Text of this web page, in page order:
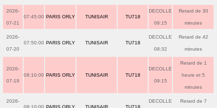
2026-
07-21
07:45:00 PARIS ORLY TUNISAIR TU718
DECOLLE
08:15
Retard de 30
minutes
2026-
07-20
07:50:00 PARIS ORLY TUNISAIR TU718
DECOLLE
08:32
Retard de 42
minutes
2026-
07-19
08:10:00 PARIS ORLY TUNISAIR TU718
DECOLLE
09:15
Retard de 1
heure et 5
minutes
2026-
08:10:00 PARIS ORLY TUNISAIR TU718
DECOLLE Retard de 7